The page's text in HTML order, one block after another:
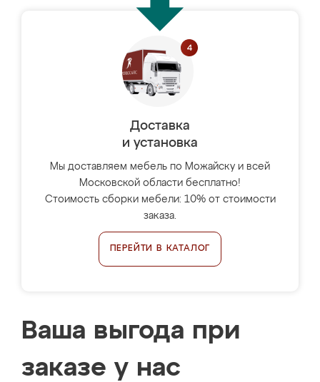
Доставка
и установка
Мы доставляем мебель по Можайску и всей
Московской области бесплатно!
Стоимость сборки мебели: 10% от стоимости
заказа.
ПЕРЕЙТИ В КАТАЛОГ
Ваша выгода при
заказе у нас